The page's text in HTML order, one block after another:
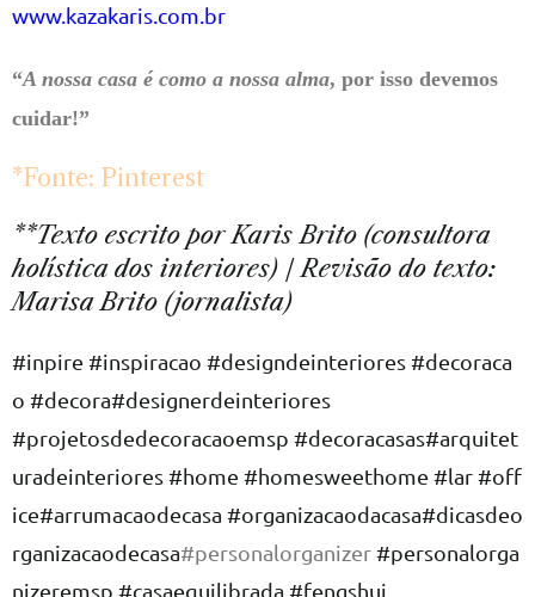
www.kazakaris.com.br
“A nossa casa é como a nossa alma, por isso devemos
cuidar!”
*Fonte: Pinterest
**Texto escrito por Karis Brito (consultora
holística dos interiores) / Revisão do texto:
Marisa Brito (jornalista)
#inpire #inspiracao #designdeinteriores#decoraca
o #decora#designerdeinteriores
#projetosdedecoracaoemsp #decoracasas#arquitet
uradeinteriores#home #homesweethome #lar#off
ice#arrumacaodecasa #organizacaodacasa#dicasdeo
rganizacaodecasa#personalorganizer#personalorga
nizeremsp #casaequilibrada #fengshui